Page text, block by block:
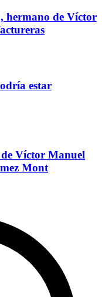
hermano de Víctor
estar
Víctor Manuel
Mont